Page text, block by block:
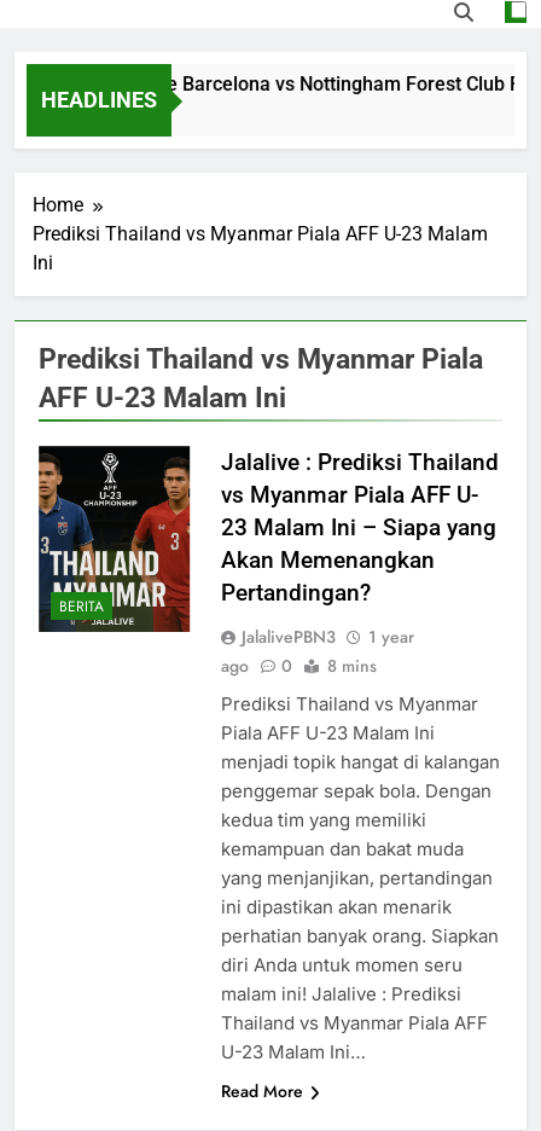
HEADLINES
Streaming Jalalive Barcelona vs Nottingham Forest Club
3 Hours Ago
Home
Prediksi Thailand vs Myanmar Piala AFF U-23 Malam
Ini
Prediksi Thailand vs Myanmar Piala
AFF U-23 Malam Ini
BERITA
Jalalive : Prediksi Thailand
vs Myanmar Piala AFF U-
23 Malam Ini – Siapa yang
Akan Memenangkan
Pertandingan?
JalalivePBN3
1 year
ago
0 8 mins
Prediksi Thailand vs Myanmar
Piala AFF U-23 Malam Ini
menjadi topik hangat di kalangan
penggemar sepak bola. Dengan
kedua tim yang memiliki
kemampuan dan bakat muda
yang menjanjikan, pertandingan
ini dipastikan akan menarik
perhatian banyak orang. Siapkan
diri Anda untuk momen seru
malam ini! Jalalive : Prediksi
Thailand vs Myanmar Piala AFF
U-23 Malam Ini…
Read More